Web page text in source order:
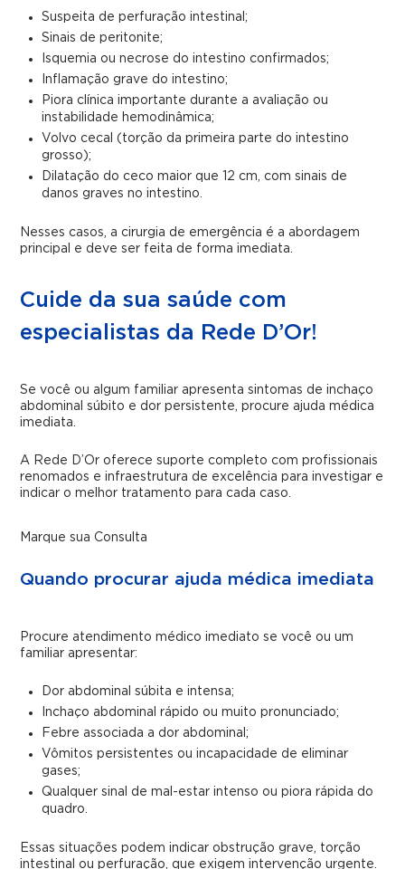
Suspeita de perfuração intestinal;
Sinais de peritonite;
Isquemia ou necrose do intestino confirmados;
Inflamação grave do intestino;
Piora clínica importante durante a avaliação ou
instabilidade hemodinâmica;
Volvo cecal (torção da primeira parte do intestino
grosso);
Dilatação do ceco maior que 12 cm, com sinais de
danos graves no intestino.
Nesses casos, a cirurgia de emergência é a abordagem
principal e deve ser feita de forma imediata.
Cuide da sua saúde com
especialistas da Rede D’Or!
Se você ou algum familiar apresenta sintomas de inchaço
abdominal súbito e dor persistente, procure ajuda médica
imediata.
A Rede D’Or oferece suporte completo com profissionais
renomados e infraestrutura de excelência para investigar e
indicar o melhor tratamento para cada caso.
Marque sua Consulta
Quando procurar ajuda médica imediata
Procure atendimento médico imediato se você ou um
familiar apresentar:
Dor abdominal súbita e intensa;
Inchaço abdominal rápido ou muito pronunciado;
Febre associada a dor abdominal;
Vômitos persistentes ou incapacidade de eliminar
gases;
Qualquer sinal de mal-estar intenso ou piora rápida do
quadro.
Essas situações podem indicar obstrução grave, torção
intestinal ou perfuração, que exigem intervenção urgente.